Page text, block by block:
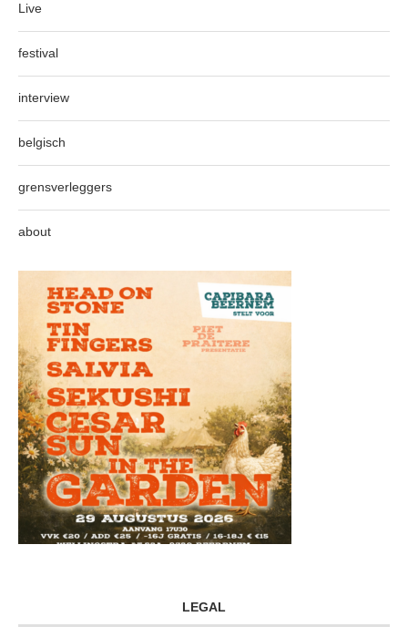
Live
festival
interview
belgisch
grensverleggers
about
LEGAL